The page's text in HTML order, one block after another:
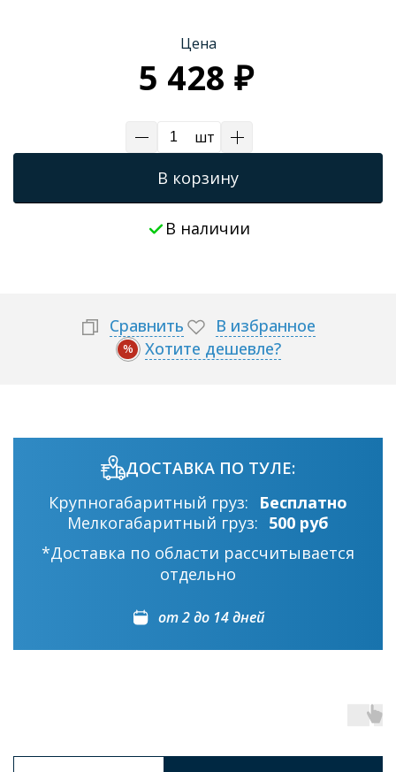
Цена
5 428 ₽
шт
В корзину
В наличии
Сравнить В избранное
% Хотите дешевле?
ДОСТАВКА ПО ТУЛЕ:
Крупногабаритный груз:
Бесплатно
Мелкогабаритный груз: 500 руб
*Доставка по области рассчитывается
отдельно
от 2 до 14 дней